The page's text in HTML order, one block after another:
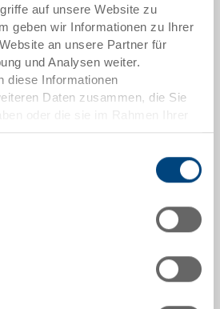
auf unsere Website zu
geben wir Informationen zu Ihrer
an unsere Partner für
und Analysen weiter.
diese Informationen
Daten zusammen, die Sie
haben.